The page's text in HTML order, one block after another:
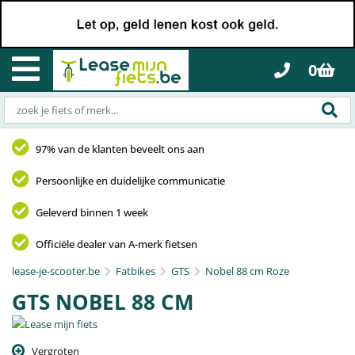
0
97% van de klanten beveelt ons aan
Persoonlijke en duidelijke communicatie
Geleverd binnen 1 week
Officiële dealer van A-merk fietsen
lease-je-scooter.be
Fatbikes GTS Nobel 88 cm Roze
GTS NOBEL 88 CM
Vergroten